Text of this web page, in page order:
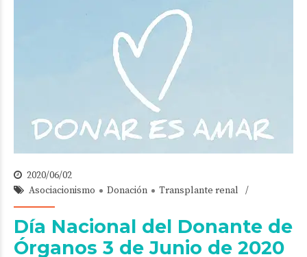
2020/06/02
Asociacionismo
Donación Transplante renal
Día Nacional del Donante de
Órganos 3 de Junio de 2020